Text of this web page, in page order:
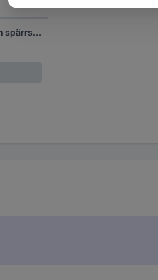
Knipex 00 11 06 Universalnyckel för vanliga skåp och spärrsystem Skåpnyckel 1 st